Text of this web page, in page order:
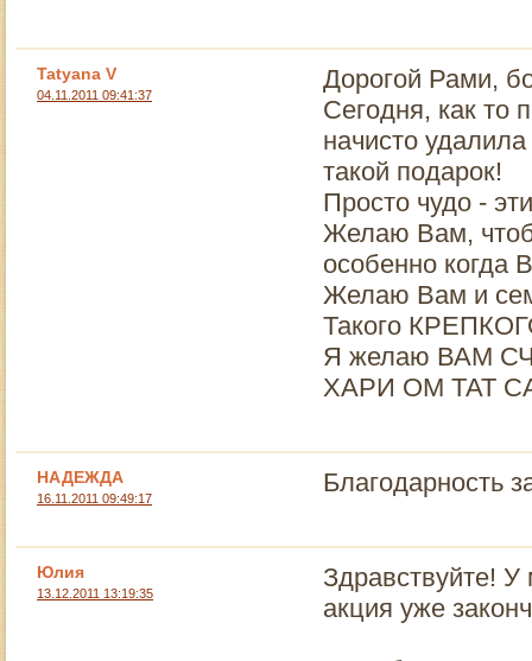
Tatyana V
04.11.2011 09:41:37
Дорогой Рами,
Сегодня, как то
начисто
такой подарок!
Просто чудо -
Желаю Вам,
особенно когда
Желаю Вам и
Такого
Я желаю ВАМ
ХАРИ ОМ ТАТ
НАДЕЖДА
16.11.2011 09:49:17
Благодарность
Юлия
13.12.2011 13:19:35
Здравствуйте!
акция уже